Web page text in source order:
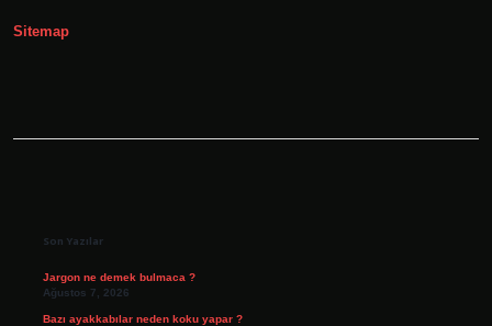
Sitemap
Son Yazılar
Jargon ne demek bulmaca ?
Ağustos 7, 2026
Bazı ayakkabılar neden koku yapar ?